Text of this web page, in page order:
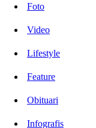
Foto
Video
Lifestyle
Feature
Obituari
Infografis